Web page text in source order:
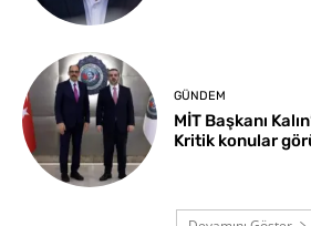
GÜNDEM
MİT Başkanı
Kritik konular